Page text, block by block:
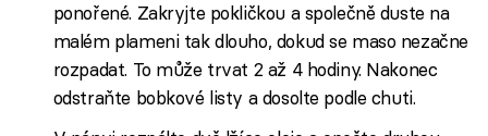
ponořené. Zakryjte pokličkou a společně duste na
malém plameni tak dlouho, dokud se maso nezačne
rozpadat. To může trvat 2 až 4 hodiny. Nakonec
odstraňte bobkové listy a dosolte podle chuti.